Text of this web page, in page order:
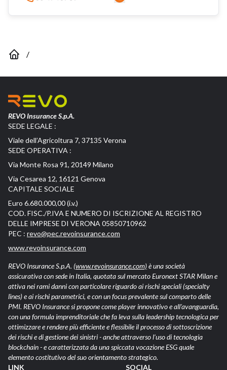
/
REVO Insurance S.p.A.
SEDE LEGALE :
Viale dell’Agricoltura 7, 37135 Verona
SEDE OPERATIVA :
Via Monte Rosa 91, 20149 Milano
Via Cesarea 12, 16121 Genova
CAPITALE SOCIALE
Euro 6.680.000,00 (i.v.)
COD. FISC./P.IVA E NUMERO DI ISCRIZIONE AL REGISTRO
DELLE IMPRESE DI VERONA 05850710962
PEC : revo@pec.revoinsurance.com
www.revoinsurance.com
REVO Insurance S.p.A. (www.revoinsurance.com)è una società
assicurativa con sede in Italia, quotata sul mercato Euronext STAR Milan e
attiva nei rami danni con particolare riguardo ai rischi speciali (specialty
lines) e ai rischi parametrici, e con un focus prevalente sul comparto delle
PMI. REVO Insurance si propone come player innovativo e all’avanguardia,
con una formula imprenditoriale che fa leva sulla leadership tecnologica per
ottimizzare e rendere più efficiente e flessibile il processo di sottoscrizione
dei rischi e di gestione dei sinistri - anche attraverso l’uso di tecnologia
blockchain - e caratterizzata da una spiccata vocazione ESG quale
elemento costitutivo del suo orientamento strategico.
LINK
SOCIAL